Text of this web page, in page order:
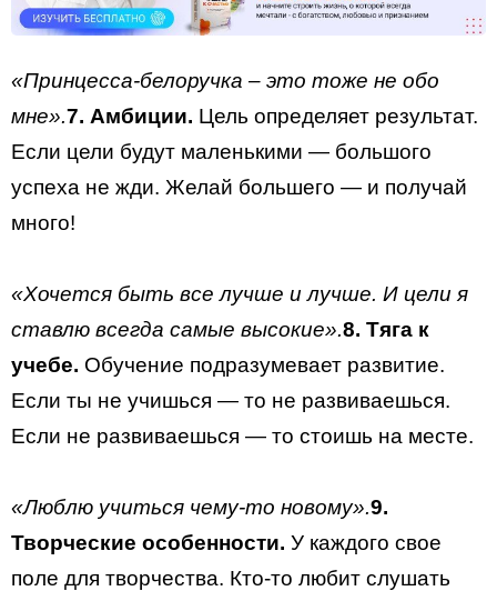
«Принцесса-белоручка – это тоже не обо
мне».7. Амбиции. Цель определяет результат.
Если цели будут маленькими — большого
успеха не жди. Желай большего — и получай
много!
«Хочется быть все лучше и лучше. И цели я
ставлю всегда самые высокие».8. Тяга к
учебе. Обучение подразумевает развитие.
Если ты не учишься — то не развиваешься.
Если не развиваешься — то стоишь на месте.
«Люблю учиться чему-то новому».9.
Творческие особенности. У каждого свое
поле для творчества. Кто-то любит слушать